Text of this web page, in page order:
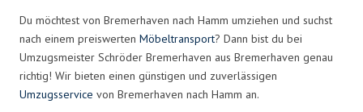
Du möchtest von Bremerhaven nach Hamm umziehen und suchst
nach einem preiswerten Möbeltransport? Dann bist du bei
Umzugsmeister Schröder Bremerhaven aus Bremerhaven genau
richtig! Wir bieten einen günstigen und zuverlässigen
Umzugsservice von Bremerhaven nach Hamm an.